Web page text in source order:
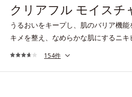
クリアフル モイスチ
うるおいをキープし、肌のバリア機能
キメを整え、なめらかな肌にするニキ
154件